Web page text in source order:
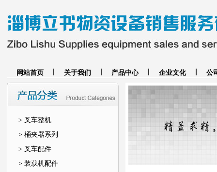
网站首页 关于我们 产品中心 企业文化 公
> 叉车整机
> 桶夹器系列
> 叉车配件
> 装载机配件